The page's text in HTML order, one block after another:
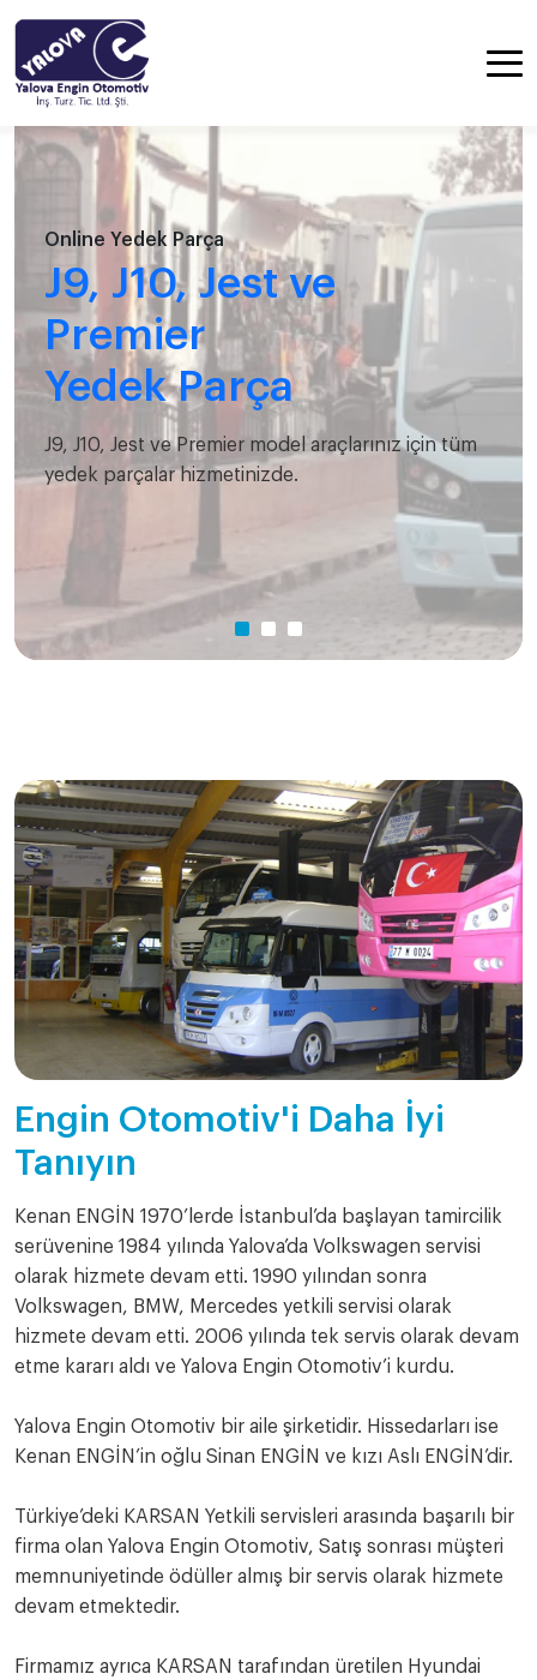
Online Yedek Parça
J9, J10, Jest ve
Premier
Yedek Parça
J9, J10, Jest ve Premier model araçlarınız için tüm
yedek parçalar hizmetinizde.
Engin Otomotiv'i Daha İyi
Tanıyın
Kenan ENGİN 1970’lerde İstanbul’da başlayan tamircilik
serüvenine 1984 yılında Yalova’da Volkswagen servisi
olarak hizmete devam etti. 1990 yılından sonra
Volkswagen, BMW, Mercedes yetkili servisi olarak
hizmete devam etti. 2006 yılında tek servis olarak devam
etme kararı aldı ve Yalova Engin Otomotiv’i kurdu.
Yalova Engin Otomotiv bir aile şirketidir. Hissedarları ise
Kenan ENGİN’in oğlu Sinan ENGİN ve kızı Aslı ENGİN’dir.
Türkiye’deki KARSAN Yetkili servisleri arasında başarılı bir
firma olan Yalova Engin Otomotiv, Satış sonrası müşteri
memnuniyetinde ödüller almış bir servis olarak hizmete
devam etmektedir.
Firmamız ayrıca KARSAN tarafından üretilen Hyundai